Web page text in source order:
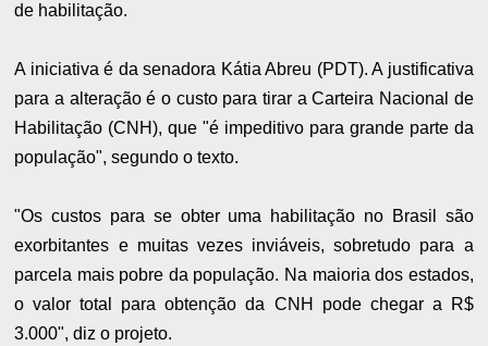
de habilitação.
A iniciativa é da senadora Kátia Abreu (PDT). A justificativa
para a alteração é o custo para tirar a Carteira Nacional de
Habilitação (CNH), que "é impeditivo para grande parte da
população", segundo o texto.
"Os custos para se obter uma habilitação no Brasil são
exorbitantes e muitas vezes inviáveis, sobretudo para a
parcela mais pobre da população. Na maioria dos estados,
o valor total para obtenção da CNH pode chegar a R$
3.000", diz o projeto.